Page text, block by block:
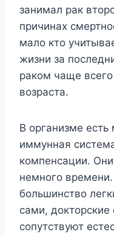
занимал рак
причинах
мало кто
жизни за
раком чаще
возраста.
В организме
иммунная
компенсации.
немного
большинство
сами, докторские
сопутствуют